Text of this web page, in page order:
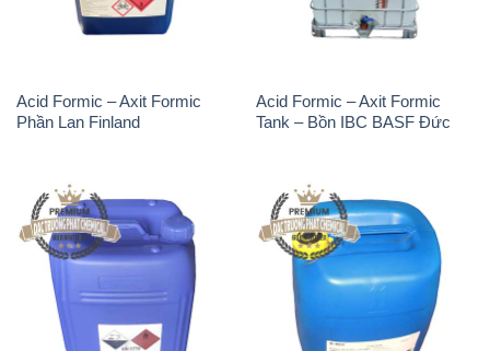
Acid Formic – Axit Formic
Phần Lan Finland
Acid Formic – Axit Formic
Tank – Bồn IBC BASF Đức